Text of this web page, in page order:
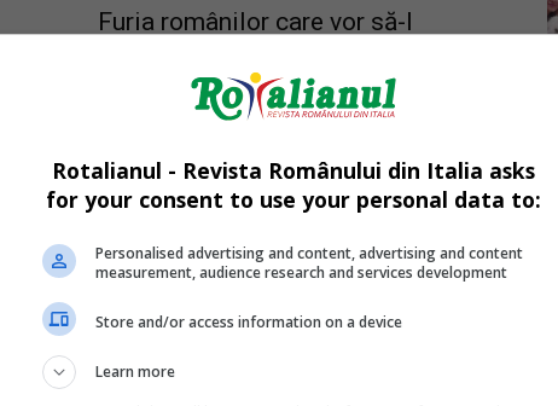
Furia românilor care vor să-l
Mihai Diaconu - 15/05/2025
Badante în Italia, salariile în 2025.
Rotalianul - Revista Românului din Italia asks
for your consent to use your personal data to:
Personalised advertising and content, advertising and content
measurement, audience research and services development
Store and/or access information on a device
Learn more